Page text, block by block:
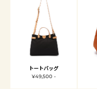
トートバッグ
¥49,500 -